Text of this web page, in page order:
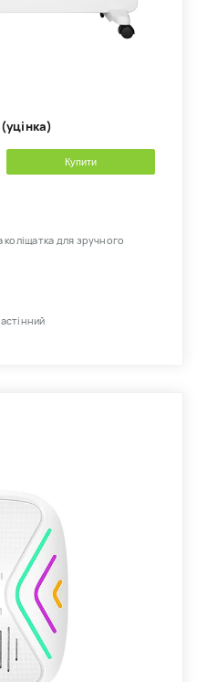
Купити
для зручного